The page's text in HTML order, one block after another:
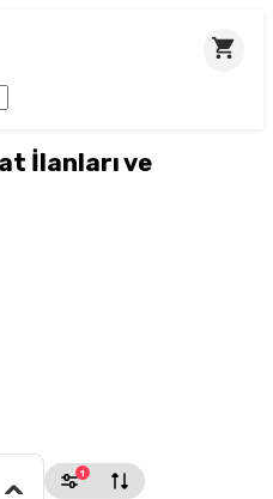
İlanları ve
1